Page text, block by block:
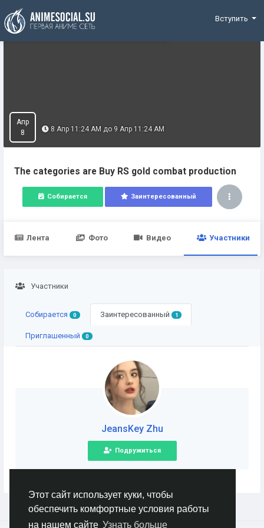
Этот сайт использует куки, чтобы
обеспечить комфортные условия работы
на нашем сайте Узнать больше
Funding
Вступить
Апр
8
The categories are Buy RS gold combat production
8 Апр 11:24 AM до 9 Апр 11:24 AM
Собирается Заинтересованный
Лента Фото Видео Участники
Участники
Собирается 0 Заинтересованный 1
Приглашенный 0
JeansKey Zhu
Подружиться